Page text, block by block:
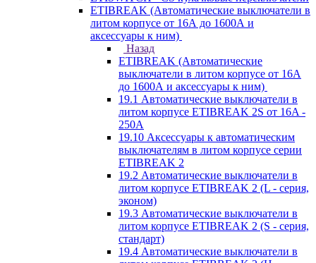
ETIBREAK (Автоматические выключатели в
литом корпусе от 16А до 1600А и
аксессуары к ним)
Назад
ETIBREAK (Автоматические
выключатели в литом корпусе от 16А
до 1600А и аксессуары к ним)
19.1 Автоматические выключатели в
литом корпусе ETIBREAK 2S от 16A -
250A
19.10 Аксессуары к автоматическим
выключателям в литом корпусе серии
ETIBREAK 2
19.2 Автоматические выключатели в
литом корпусе ETIBREAK 2 (L - серия,
эконом)
19.3 Автоматические выключатели в
литом корпусе ETIBREAK 2 (S - серия,
стандарт)
19.4 Автоматические выключатели в